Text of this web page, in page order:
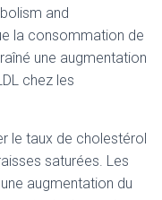
and
la consommation de
une augmentation
chez les
le taux de cholestérol
saturées. Les
augmentation du